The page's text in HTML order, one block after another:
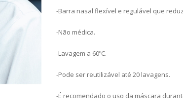
-Barra nasal flexível e regulável que
-Não médica.
-Lavagem a 60ºC.
-Pode ser reutilizável até 20 lavagens.
-É recomendado o uso da máscara